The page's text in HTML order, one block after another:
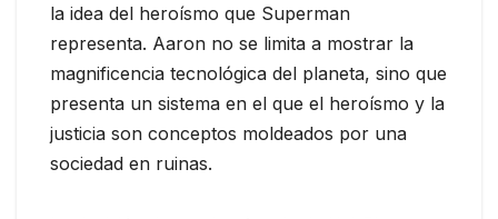
la idea del heroísmo que Superman
representa. Aaron no se limita a mostrar la
magnificencia tecnológica del planeta, sino que
presenta un sistema en el que el heroísmo y la
justicia son conceptos moldeados por una
sociedad en ruinas.